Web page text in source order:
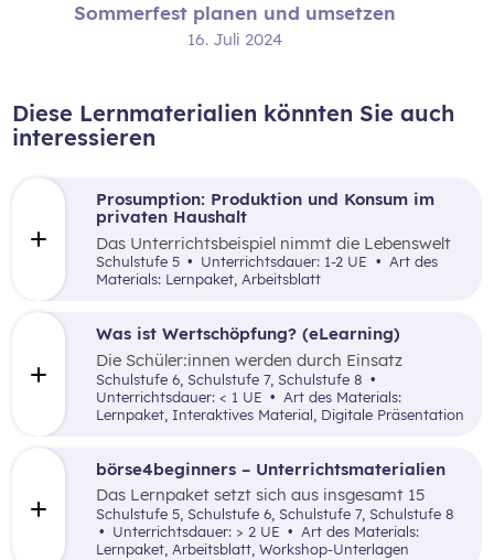
Sommerfest planen und umsetzen
16. Juli 2024
Diese Lernmaterialien könnten Sie auch
interessieren
Prosumption: Produktion und Konsum im
privaten Haushalt
Das Unterrichtsbeispiel nimmt die Lebenswelt
der Schüler:innen zum Ausgangspunkt, um die
Begriffe „Konsum“, „Produktion“ und
Schulstufe 5 Unterrichtsdauer: 1-2 UE
Art des
Materials: Lernpaket, Arbeitsblatt
Was ist Wertschöpfung? (eLearning)
Die Schüler:innen werden durch Einsatz
verschiedener inaktiver didaktischer Elemente
mit dem Begriff der Wertschöpfung(-kette)
anhand einfach nachvollziehbarer Beispiele
vertraut gemacht.
Schulstufe 6, Schulstufe 7, Schulstufe 8
Unterrichtsdauer: < 1 UE
Lernpaket, Interaktives Material, Digitale Präsentation
börse4beginners – Unterrichtsmaterialien
Das Lernpaket setzt sich aus insgesamt 15
Arbeitsaufträgen zusammen, welche den
Schüler:innen auf kreative, spielerische sowie
angewandte Art und Weise Grundlagenwissen
Schulstufe 5, Schulstufe 6, Schulstufe 7, Schulstufe 8
Unterrichtsdauer: > 2 UE
Art des Materials:
Lernpaket, Arbeitsblatt, Workshop-Unterlagen